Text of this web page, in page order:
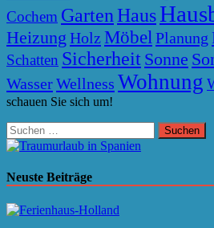
Cochem GartenHaus
Heizung HolzMöbel Planung
Schatten Sicherheit Sonne
WasserWellness Wohnung
schauen Sie sich um!
Suchen
nach:
Neuste Beiträge